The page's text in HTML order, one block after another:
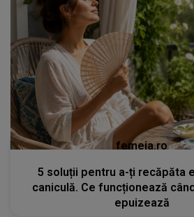
femeia.ro
5 soluții pentru a-ți recăpăta
caniculă. Ce funcționează
epuizează